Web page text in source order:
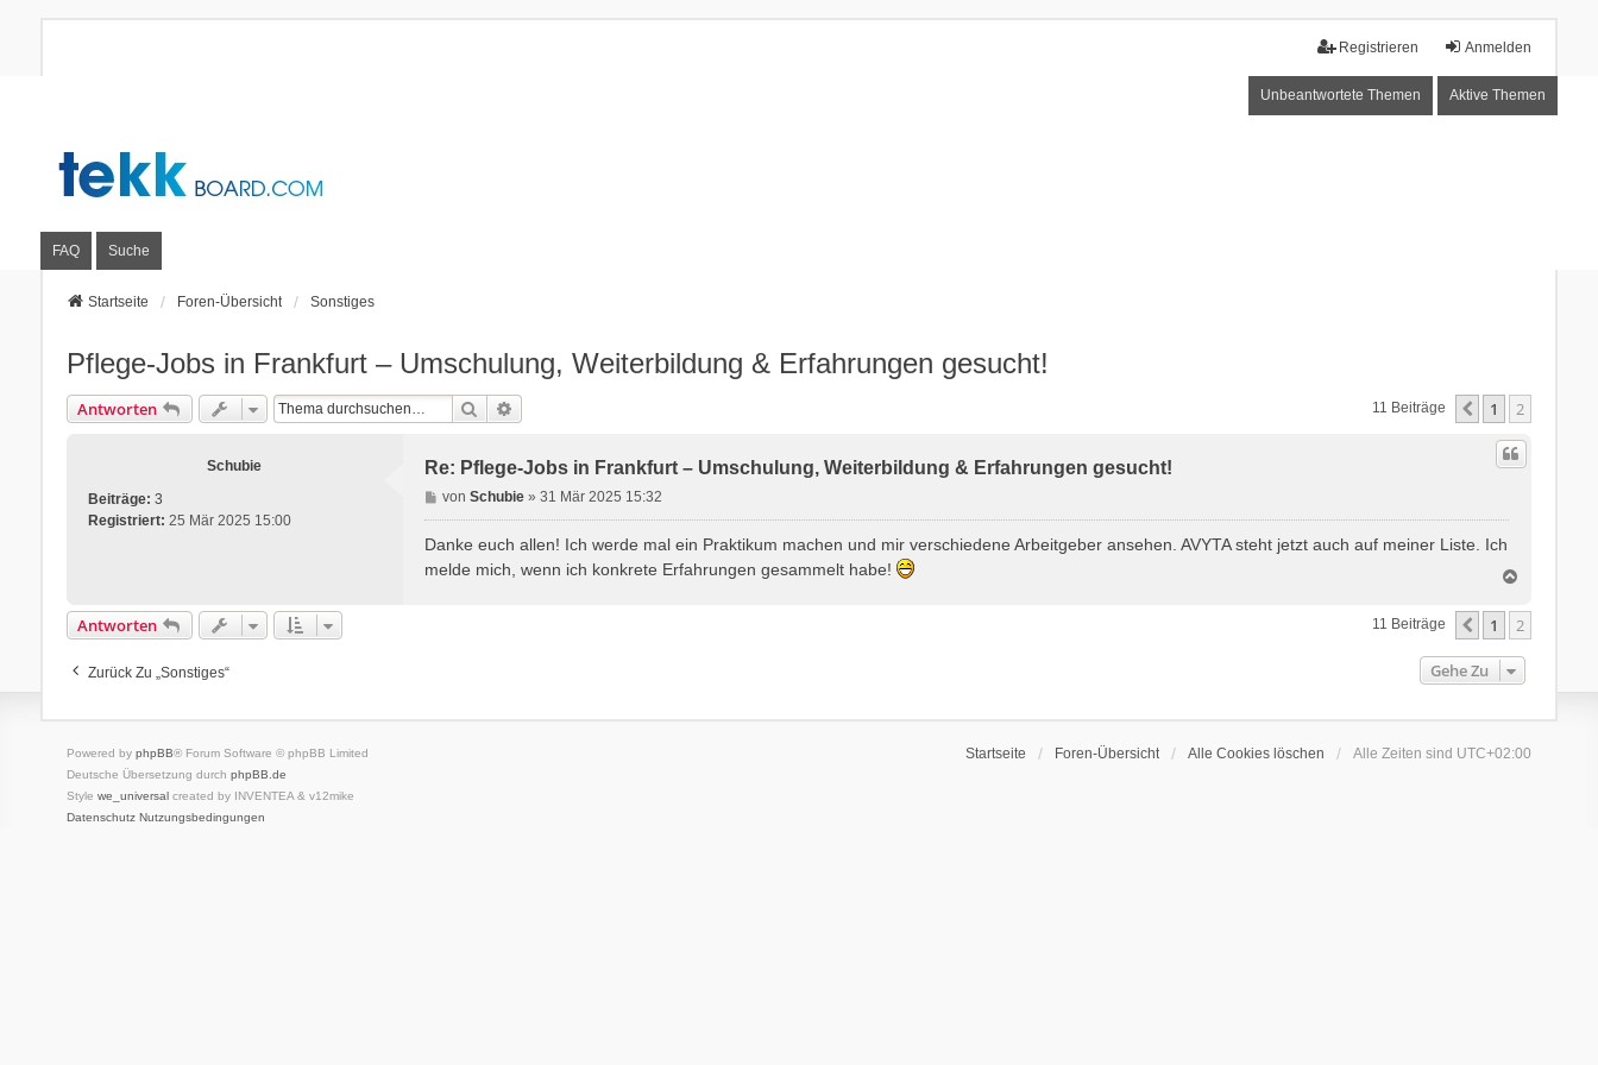
Anmelden
Registrieren
Unbeantwortete Themen Aktive Themen
FAQ Suche
Startseite Foren-Übersicht Sonstiges
Pflege-Jobs in Frankfurt – Umschulung, Weiterbildung & Erfahrungen gesucht!
Antworten Suche 11 Beiträge Vorherige
1 2
Schubie
Beiträge: 3
Registriert: 25 Mär 2025 15:00
Re: Pflege-Jobs in Frankfurt – Umschulung, Weiterbildung & Erfahrungen gesucht!
B
e
i
vonSchubie »31 Mär 2025 15:32
Danke euch allen! Ich werde mal ein Praktikum machen und mir verschiedene Arbeitgeber ansehen. AVYTA steht jetzt auch auf meiner Liste. Ich
melde mich, wenn ich konkrete Erfahrungen gesammelt habe!
c
h
o
e
Antworten 11 Beiträge Vorherige
1 2
Zurück Zu „Sonstiges“ Gehe Zu
Startseite Foren-Übersicht Alle Cookies löschen Alle Zeiten sind UTC+02:00
Powered by phpBB® Forum Software © phpBB Limited
Deutsche Übersetzung durch phpBB.de
Style we_universal created by INVENTEA & v12mike
Datenschutz Nutzungsbedingungen